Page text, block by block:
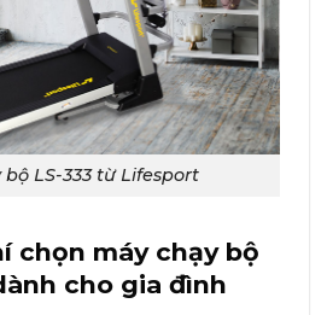
LS-333 từ Lifesport
chọn máy chạy bộ
cho gia đình